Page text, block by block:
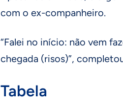
com o ex-companheiro.
“Falei no início: não vem
chegada (risos)”,
Tabela